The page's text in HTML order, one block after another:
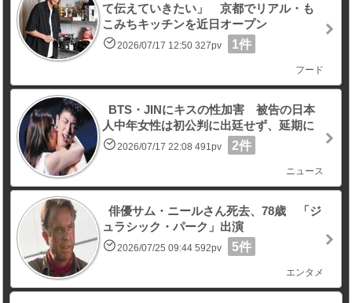
て伝えていきたい」 京都でリアル・も
こみちキッチンを近日オープン
2026/07/17 12:50 327pv 1件
フード
BTS・JINにキスの性加害 被告の日本
人中年女性は初公判に出廷せず、延期に
2026/07/17 22:08 491pv 2件
ニュース
俳優サム・ニールさん死去、78歳 「ジ
ュラシック・パーク」出演
2026/07/25 09:44 592pv 5件
エンタメ